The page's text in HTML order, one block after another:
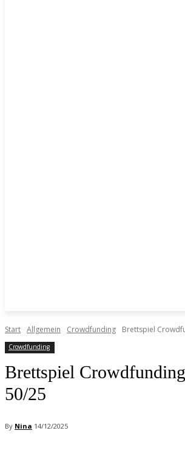
Start Allgemein Crowdfunding Brettspiel
Crowdfunding
Brettspiel
50/25
By Nina 14/12/2025